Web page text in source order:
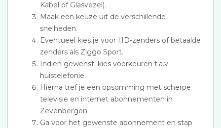
Kabel of Glasvezel).
Maak een keuze uit de verschillende
snelheden.
Eventueel kies je voor HD-zenders of betaalde
zenders als Ziggo Sport.
Indien gewenst: kies voorkeuren t.a.v.
huistelefonie.
Hierna tref je een opsomming met scherpe
televisie en internet abonnementen in
Zevenbergen.
Ga voor het gewenste abonnement en stap